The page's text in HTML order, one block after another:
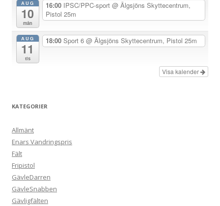
g
AUG
10
mån
16:00 IPSC/PPC-sport @ Älgsjöns Skyttecentrum,
Pistol 25m
AUG
11
tis
18:00 Sport 6 @ Älgsjöns Skyttecentrum, Pistol 25m
Visa kalender
KATEGORIER
Allmänt
Enars Vandringspris
Fält
Fripistol
GävleDarren
GävleSnabben
Gävligfälten